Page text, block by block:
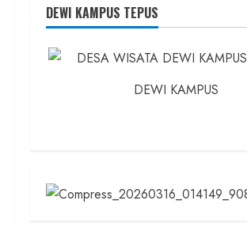
dan
Dokter
dan
DEWI KAMPUS TEPUS
DEWI KAMPUS